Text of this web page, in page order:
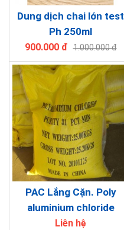
Dung dịch chai lớn test
Ph 250ml
900.000 đ 1.000.000 đ
PAC Lắng Cặn. Poly
aluminium chloride
Liên hệ